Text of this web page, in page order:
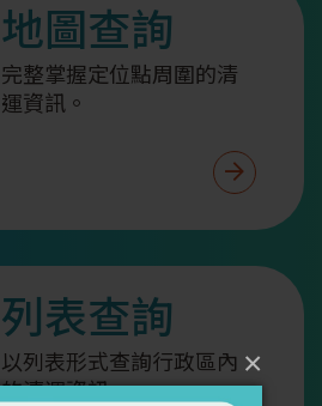
×
地圖查詢
完整掌握定位點周圍的清
運資訊。
前往地
列表查詢
以列表形式查詢行政區內
的清運資訊。